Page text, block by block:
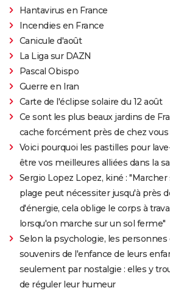
Hantavirus en France
Incendies en France
Canicule d'août
La Liga sur DAZN
Pascal Obispo
Guerre en Iran
Carte de l'éclipse solaire du 12 août
Ce sont les plus beaux jardins de
cache forcément près de chez vous
Voici pourquoi les pastilles pour
être vos meilleures alliées dans la
Sergio Lopez Lopez, kiné : "Marcher
plage peut nécessiter jusqu'à près
d'énergie, cela oblige le corps à
lorsqu'on marche sur un sol ferme"
Selon la psychologie, les
souvenirs de l'enfance de leurs
seulement par nostalgie : elles y
de réguler leur humeur